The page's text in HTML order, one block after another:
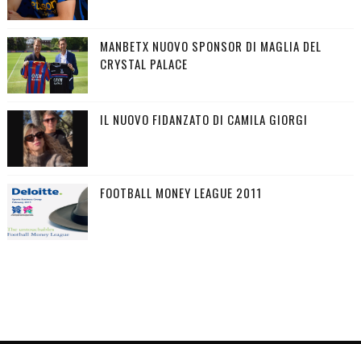
MANBETX NUOVO SPONSOR DI MAGLIA DEL
CRYSTAL PALACE
IL NUOVO FIDANZATO DI CAMILA GIORGI
FOOTBALL MONEY LEAGUE 2011